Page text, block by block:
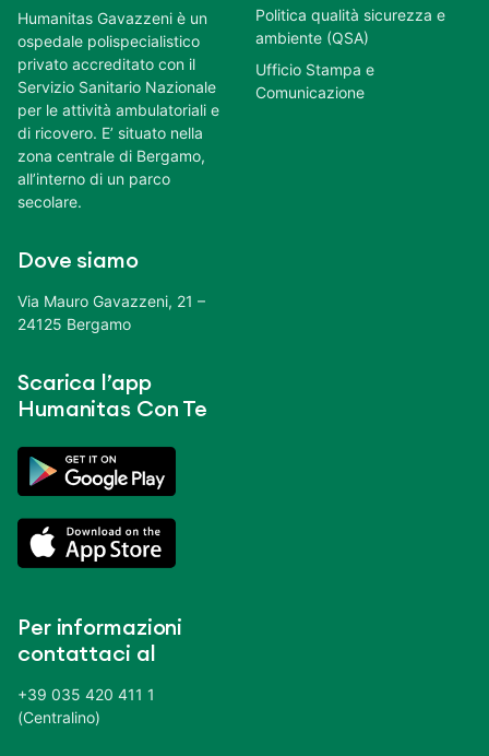
Humanitas Gavazzeni è un
ospedale polispecialistico
privato accreditato con il
Servizio Sanitario Nazionale
per le attività ambulatoriali e
di ricovero. E’ situato nella
zona centrale di Bergamo,
all’interno di un parco
secolare.
Dove siamo
Via Mauro Gavazzeni, 21 –
24125 Bergamo
Scarica l’app
Humanitas Con Te
Per informazioni
contattaci al
+39 035 420 411 1
(Centralino)
Politica qualità sicurezza e
ambiente (QSA)
Ufficio Stampa e
Comunicazione